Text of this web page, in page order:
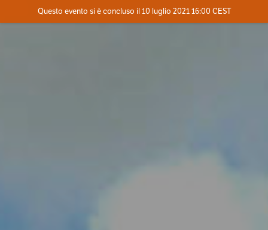
Dove
Questo evento si è concluso il 10 luglio 2021 16:00 CEST